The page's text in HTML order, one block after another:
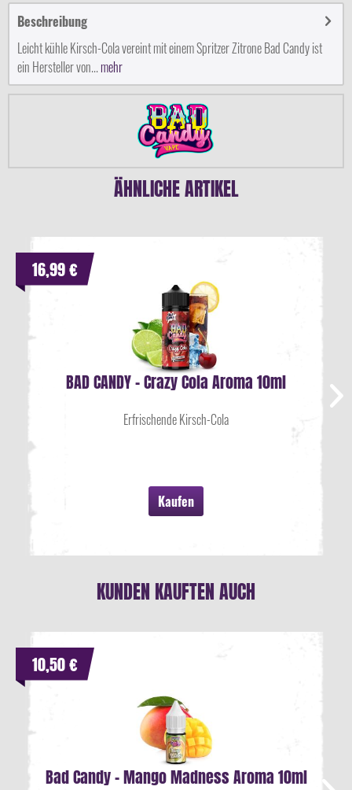
Beschreibung
Leicht kühle Kirsch-Cola vereint mit einem Spritzer Zitrone Bad Candy ist
ein Hersteller von...mehr
ÄHNLICHE ARTIKEL
BAD CANDY - Crazy Cola Aroma 10ml
Erfrischende Kirsch-Cola
Kaufen
16,99 €
KUNDEN KAUFTEN AUCH
Bad Candy - Mango Madness Aroma 10ml
10,50 €